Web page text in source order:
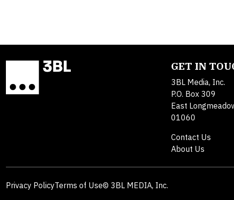
GET IN
3BL Media, Inc.
P.O. Box 309
East
01060
Contact Us
About Us
Privacy PolicyTerms of Use© 3BL MEDIA, Inc.